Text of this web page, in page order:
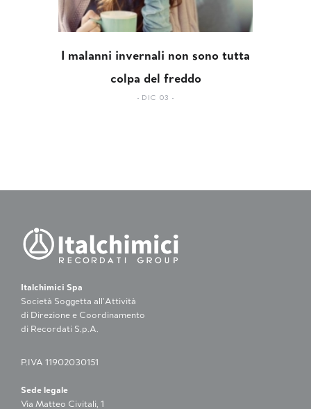
I malanni invernali non sono tutta
colpa del freddo
DIC 03
Italchimici Spa
Società Soggetta all’Attività
di Direzione e Coordinamento
di Recordati S.p.A.
P.IVA 11902030151
Sede legale
Via Matteo Civitali, 1